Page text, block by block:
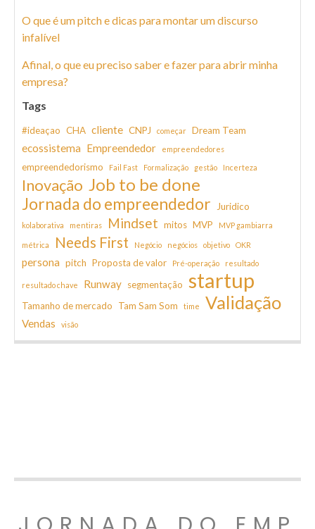
O que é um pitch e dicas para montar um discurso
infalível
Afinal, o que eu preciso saber e fazer para abrir minha
empresa?
Tags
#ideaçao CHA cliente CNPJ começar Dream Team
ecossistema Empreendedor empreendedores
empreendedorismo Fail Fast Formalização gestão Incerteza
Inovação Job to be done
Jornada do empreendedor Juridico
kolaborativa mentiras Mindset mitos MVP MVP gambiarra
métrica Needs First Negócio negócios objetivo OKR
persona pitch Proposta de valor Pré-operação resultado
resultado chave Runway segmentação startup
Tamanho de mercado Tam Sam Som time Validação
Vendas visão